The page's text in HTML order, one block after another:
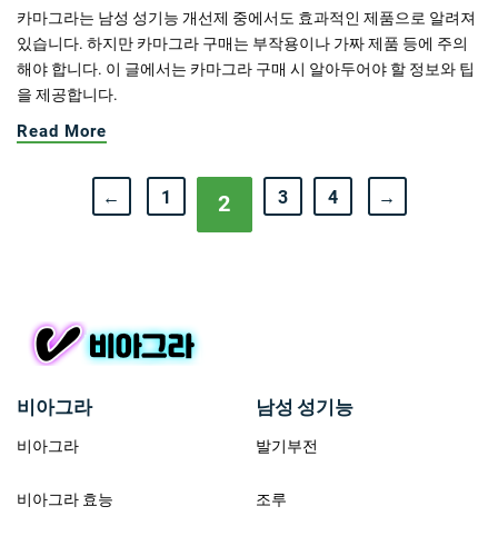
카마그라는 남성 성기능 개선제 중에서도 효과적인 제품으로 알려져
있습니다. 하지만 카마그라 구매는 부작용이나 가짜 제품 등에 주의
해야 합니다. 이 글에서는 카마그라 구매 시 알아두어야 할 정보와 팁
을 제공합니다.
Read More
← 1 2 3 4 →
비아그라
비아그라
비아그라 효능
남성 성기능
발기부전
조루